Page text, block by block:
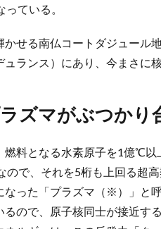
ている。
せる南仏コートダジュール
ランス）にあり、今まさに
ズマがぶつかり
料となる水素原子を1億℃
で、それを5桁も上回る超高
なった「プラズマ（※）」と
ので、原子核同士が接近す